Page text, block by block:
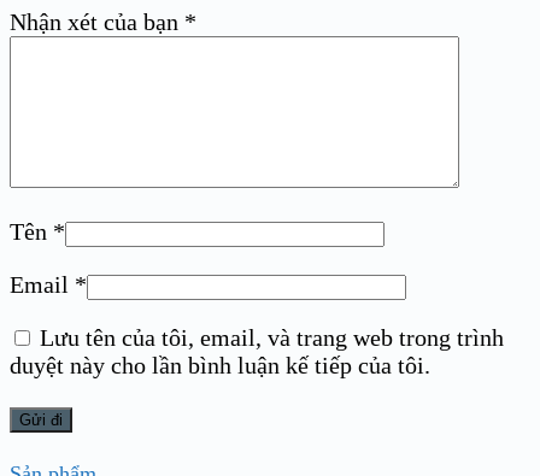
Nhận xét của bạn *
Tên *
Email *
Lưu tên của tôi, email, và trang web trong trình
duyệt này cho lần bình luận kế tiếp của tôi.